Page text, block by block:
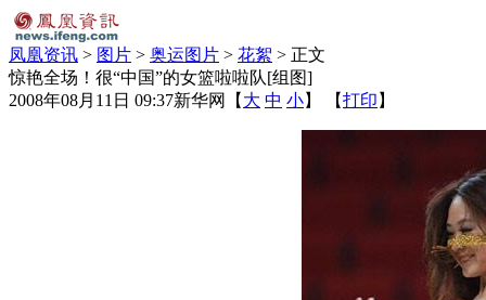
凤凰资讯 > 图片 > 奥运图片 > 花絮 > 正文
惊艳全场！很“中国”的女篮啦啦队[组图]
2008年08月11日 09:37新华网 【 大 中 小】 【打印 】